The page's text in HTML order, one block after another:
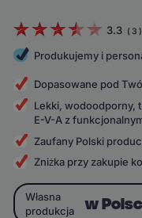
3.3 ( 3 )
Produkujemy i
Dopasowane pod
Lekki, wodoodporny,
E-V-A z
Zaufany Polski
Zniżka przy zakupie
Własna
produkcja
w